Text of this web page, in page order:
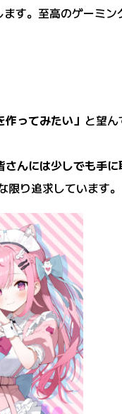
。至高のゲーミン
ってみたい」 と望
んには少しでも手
り追求しています。